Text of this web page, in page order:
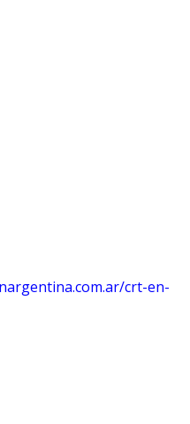
crt-en-